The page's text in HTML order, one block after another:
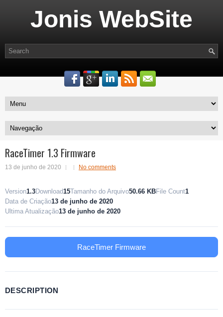
Jonis WebSite
RaceTimer 1.3 Firmware
13 de junho de 2020 No comments
Version1.3Download15Tamanho do Arquivo50.66 KBFile Count1
Data de Criação13 de junho de 2020
Ultima Atualização13 de junho de 2020
RaceTimer Firmware
DESCRIPTION